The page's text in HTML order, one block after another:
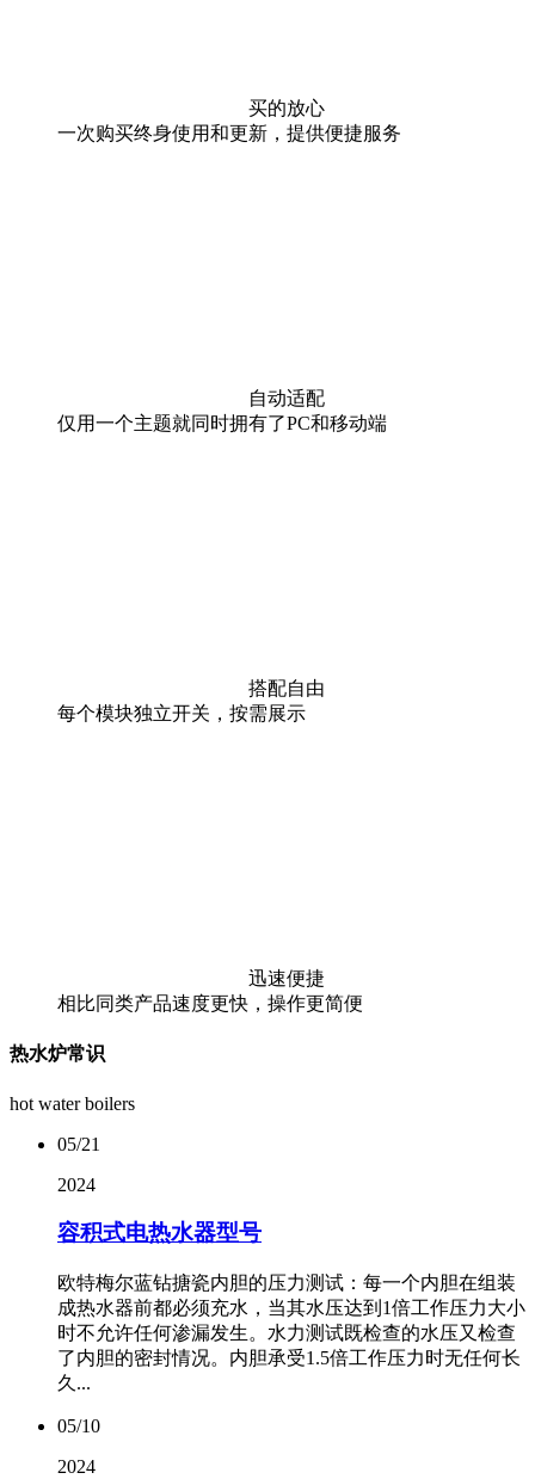
买的放心
一次购买终身使用和更新，提供便捷服务
自动适配
仅用一个主题就同时拥有了PC和移动端
搭配自由
每个模块独立开关，按需展示
迅速便捷
相比同类产品速度更快，操作更简便
热水炉常识
hot water boilers
05/21
2024
容积式电热水器型号
欧特梅尔蓝钻搪瓷内胆的压力测试：每一个内胆在组装
成热水器前都必须充水，当其水压达到1倍工作压力大小
时不允许任何渗漏发生。水力测试既检查的水压又检查
了内胆的密封情况。内胆承受1.5倍工作压力时无任何长
久...
05/10
2024